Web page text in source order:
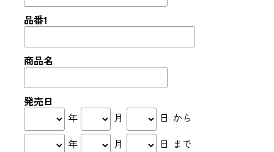
品番1
商品名
発売日
年
月
日 から
年
月
日 まで